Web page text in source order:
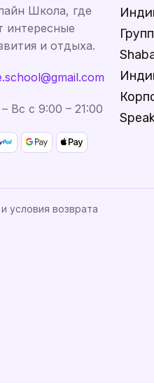
Школа, где
интересные
и отдыха.
Вс с 9:00 – 21:00
условия возврата